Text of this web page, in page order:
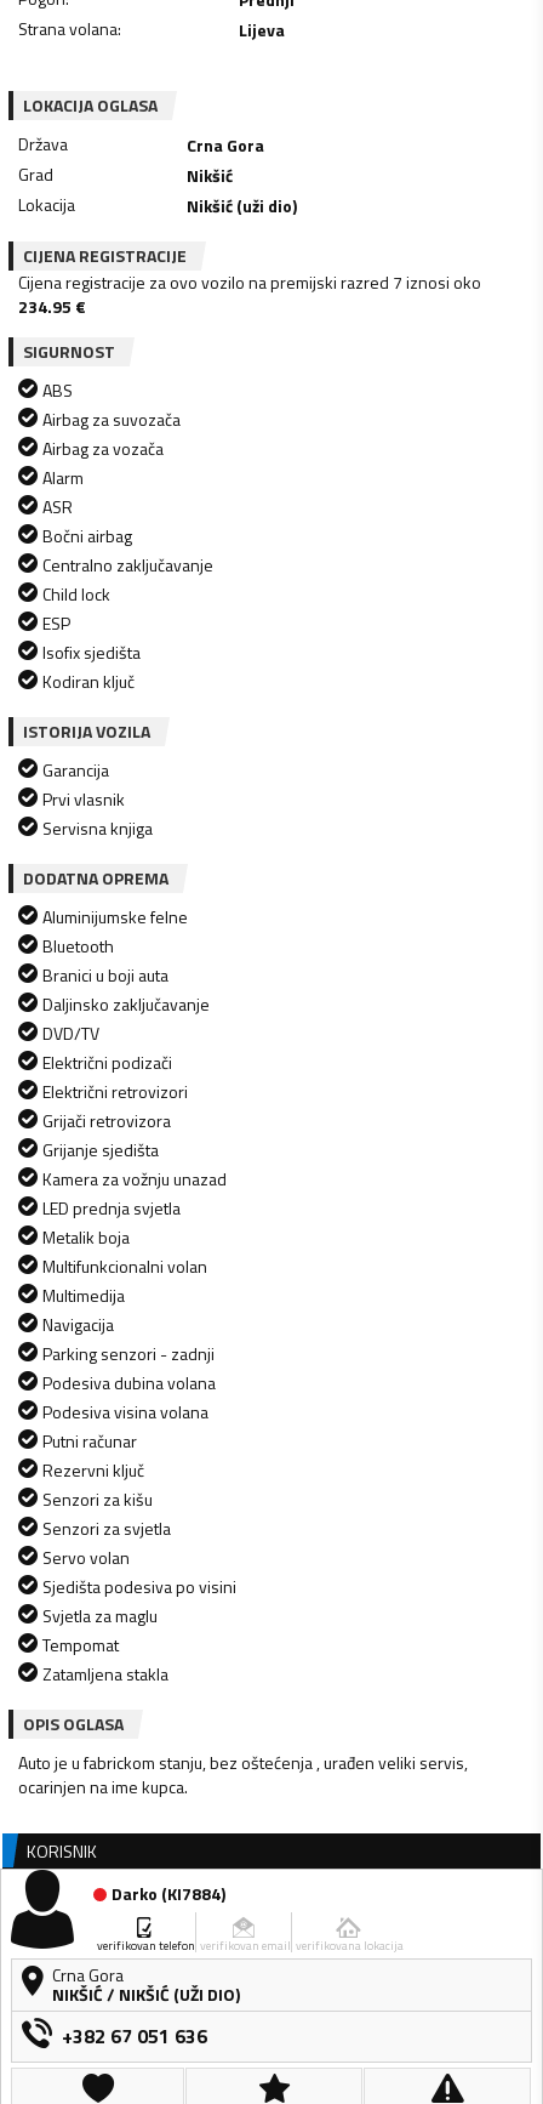
Strana volana: Lijeva
LOKACIJA OGLASA
Država
Crna Gora
Grad
Nikšić
Lokacija
Nikšić (uži dio)
CIJENA REGISTRACIJE
Cijena registracije za ovo vozilo na premijski razred 7 iznosi oko
234.95 €
SIGURNOST
ABS
Airbag za suvozača
Airbag za vozača
Alarm
ASR
Bočni airbag
Centralno zaključavanje
Child lock
ESP
Isofix sjedišta
Kodiran ključ
ISTORIJA VOZILA
Garancija
Prvi vlasnik
Servisna knjiga
DODATNA OPREMA
Aluminijumske felne
Bluetooth
Branici u boji auta
Daljinsko zaključavanje
DVD/TV
Električni podizači
Električni retrovizori
Grijači retrovizora
Grijanje sjedišta
Kamera za vožnju unazad
LED prednja svjetla
Metalik boja
Multifunkcionalni volan
Multimedija
Navigacija
Parking senzori - zadnji
Podesiva dubina volana
Podesiva visina volana
Putni računar
Rezervni ključ
Senzori za kišu
Senzori za svjetla
Servo volan
Sjedišta podesiva po visini
Svjetla za maglu
Tempomat
Zatamljena stakla
OPIS OGLASA
Auto je u fabrickom stanju, bez oštećenja , urađen veliki servis,
ocarinjen na ime kupca.
KORISNIK
Darko (KI7884)
verifikovan telefon verifikovan email verifikovana lokacija
Crna Gora
NIKŠIĆ/ NIKŠIĆ (UŽI DIO)
+382 67 051 636